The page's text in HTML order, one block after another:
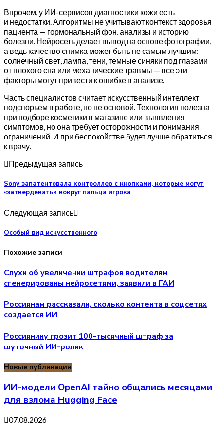
Впрочем, у ИИ-сервисов диагностики кожи есть
и недостатки. Алгоритмы не учитывают контекст здоровья
пациента — гормональный фон, анализы и историю
болезни. Нейросеть делает вывод на основе фотографии,
а ведь качество снимка может быть не самым лучшим:
солнечный свет, лампа, тени, темные синяки под глазами
от плохого сна или механические травмы — все эти
факторы могут привести к ошибке в анализе.
Часть специалистов считает искусственный интеллект
подспорьем в работе, но не основой. Технология полезна
при подборе косметики в магазине или выявления
симптомов, но она требует осторожности и понимания
ограничений. И при беспокойстве будет лучше обратиться
к врачу.
Предыдущая запись
Sony запатентовала контроллер с кнопками, которые могут
«затвердевать» вокруг пальца игрока
Следующая запись
Особый вид искусственного
Похожие записи
Слухи об увеличении штрафов водителям
сгенерированы нейросетями, заявили в ГАИ
Россиянам рассказали, сколько контента в соцсетях
создается ИИ
Россиянину грозит 100-тысячный штраф за
шуточный ИИ-ролик
Новые публикации
ИИ-модели OpenAI тайно общались месяцами
для взлома Hugging Face
07.08.2026